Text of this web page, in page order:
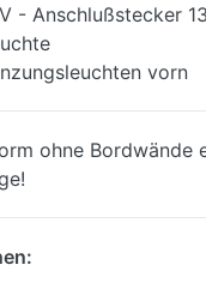
- Anschlußstecker
vorn
ohne Bordwände